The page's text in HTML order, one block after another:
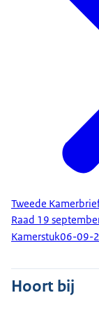
Tweede
Raad 19
Kamerstuk06-09-
Hoort bij